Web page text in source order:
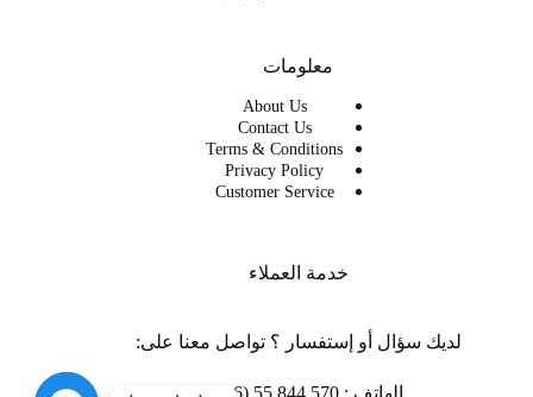
معلومات
About Us
Contact Us
Terms & Conditions
Privacy Policy
Customer Service
خدمة العملاء
لديك سؤال أو إستفسار ؟ تواصل معنا على: